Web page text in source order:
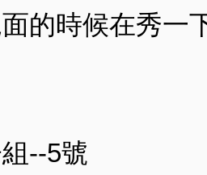
的時候在秀一
--5號